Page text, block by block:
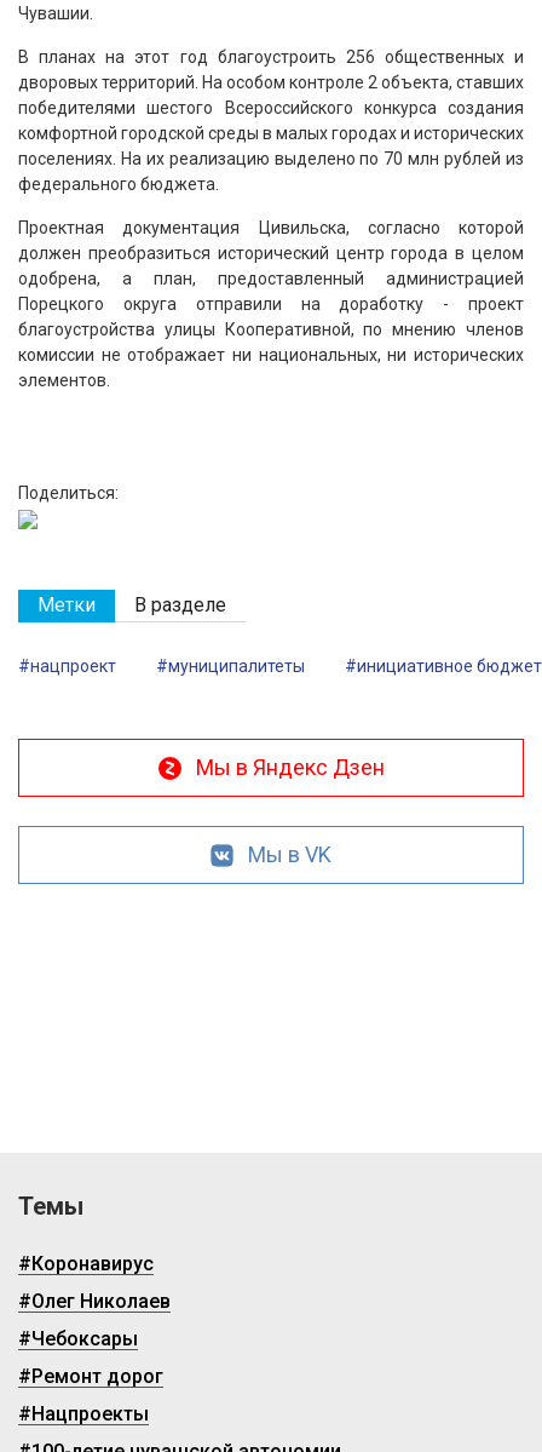
Чувашии.
В планах на этот год благоустроить 256 общественных и
дворовых территорий. На особом контроле 2 объекта, ставших
победителями шестого Всероссийского конкурса создания
комфортной городской среды в малых городах и исторических
поселениях. На их реализацию выделено по 70 млн рублей из
федерального бюджета.
Проектная документация Цивильска, согласно которой
должен преобразиться исторический центр города в целом
одобрена, а план, предоставленный администрацией
Порецкого округа отправили на доработку - проект
благоустройства улицы Кооперативной, по мнению членов
комиссии не отображает ни национальных, ни исторических
элементов.
Поделиться:
Метки В разделе
#нацпроект #муниципалитеты #инициативное
Мы в Яндекс Дзен
Мы в VK
Темы
#Коронавирус
#Олег Николаев
#Чебоксары
#Ремонт дорог
#Нацпроекты